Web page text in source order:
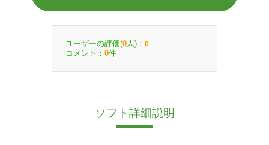
ユーザーの評価(0 人)： 0
コメント： 0件
ソフト詳細説明